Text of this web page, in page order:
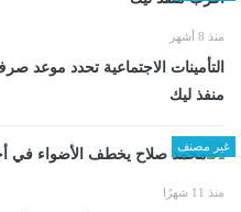
منذ 8 أشهر
منفذ ليك
غير مصنف
منذ 11 شهرًا